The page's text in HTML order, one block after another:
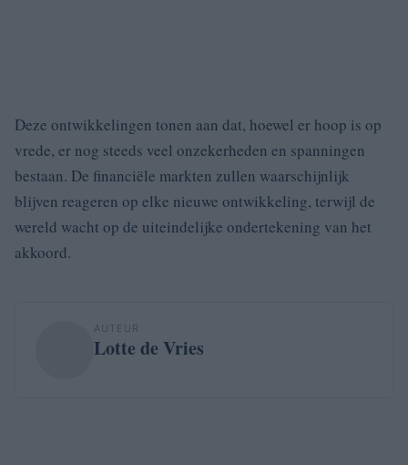
Deze ontwikkelingen tonen aan dat, hoewel er hoop is op
vrede, er nog steeds veel onzekerheden en spanningen
bestaan. De financiële markten zullen waarschijnlijk
blijven reageren op elke nieuwe ontwikkeling, terwijl de
wereld wacht op de uiteindelijke ondertekening van het
akkoord.
AUTEUR
Lotte de Vries